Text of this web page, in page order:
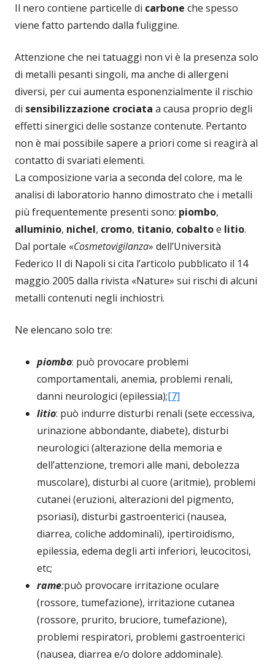
Il nero contiene particelle di carbone che spesso
viene fatto partendo dalla fuliggine.
Attenzione che nei tatuaggi non vi è la presenza solo
di metalli pesanti singoli, ma anche di allergeni
diversi, per cui aumenta esponenzialmente il rischio
di sensibilizzazione crociata a causa proprio degli
effetti sinergici delle sostanze contenute. Pertanto
non è mai possibile sapere a priori come si reagirà al
contatto di svariati elementi.
La composizione varia a seconda del colore, ma le
analisi di laboratorio hanno dimostrato che i metalli
più frequentemente presenti sono: piombo,
alluminio, nichel, cromo, titanio, cobaltoe litio.
Dal portale «Cosmetovigilanza» dell’Università
Federico II di Napoli si cita l’articolo pubblicato il 14
maggio 2005 dalla rivista «Nature» sui rischi di alcuni
metalli contenuti negli inchiostri.
Ne elencano solo tre:
piombo: può provocare problemi
comportamentali, anemia, problemi renali,
danni neurologici (epilessia);[7]
litio: può indurre disturbi renali (sete eccessiva,
urinazione abbondante, diabete), disturbi
neurologici (alterazione della memoria e
dell’attenzione, tremori alle mani, debolezza
muscolare), disturbi al cuore (aritmie), problemi
cutanei (eruzioni, alterazioni del pigmento,
psoriasi), disturbi gastroenterici (nausea,
diarrea, coliche addominali), ipertiroidismo,
epilessia, edema degli arti inferiori, leucocitosi,
etc;
rame:può provocare irritazione oculare
(rossore, tumefazione), irritazione cutanea
(rossore, prurito, bruciore, tumefazione),
problemi respiratori, problemi gastroenterici
(nausea, diarrea e/o dolore addominale).